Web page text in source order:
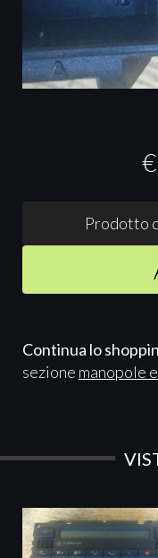
€
Prodotto
Continua lo
sezione manopole